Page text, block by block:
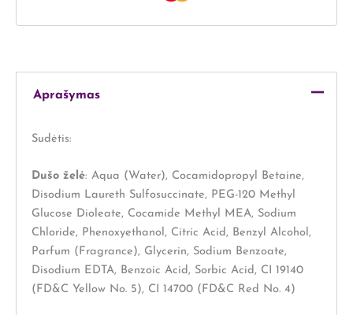
Aprašymas
Sudėtis:
Dušo želė: Aqua (Water), Cocamidopropyl Betaine,
Disodium Laureth Sulfosuccinate, PEG-120 Methyl
Glucose Dioleate, Cocamide Methyl MEA, Sodium
Chloride, Phenoxyethanol, Citric Acid, Benzyl Alcohol,
Parfum (Fragrance), Glycerin, Sodium Benzoate,
Disodium EDTA, Benzoic Acid, Sorbic Acid, CI 19140
(FD&C Yellow No. 5), CI 14700 (FD&C Red No. 4)